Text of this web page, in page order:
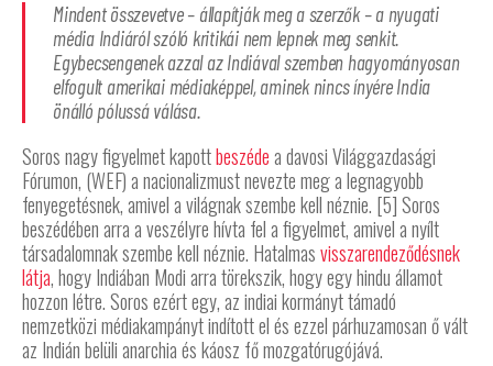
Mindent összevetve – állapítják meg a szerzők – a nyugati
média Indiáról szóló kritikái nem lepnek meg senkit.
Egybecsengenek azzal az Indiával szemben hagyományosan
elfogult amerikai médiaképpel, aminek nincs ínyére India
önálló pólussá válása.
Soros nagy figyelmet kapottbeszédea davosi Világgazdasági
Fórumon, (WEF) a nacionalizmust nevezte meg a legnagyobb
fenyegetésnek, amivel a világnak szembe kell néznie. [5] Soros
beszédében arra a veszélyre hívta fel a figyelmet, amivel a nyílt
társadalomnak szembe kell néznie. Hatalmasvisszarendeződésnek
látja, hogy Indiában Modi arra törekszik, hogy egy hindu államot
hozzon létre. Soros ezért egy, az indiai kormányt támadó
nemzetközi médiakampányt indított el és ezzel párhuzamosan ő vált
az Indián belüli anarchia és káosz fő mozgatórugójává.